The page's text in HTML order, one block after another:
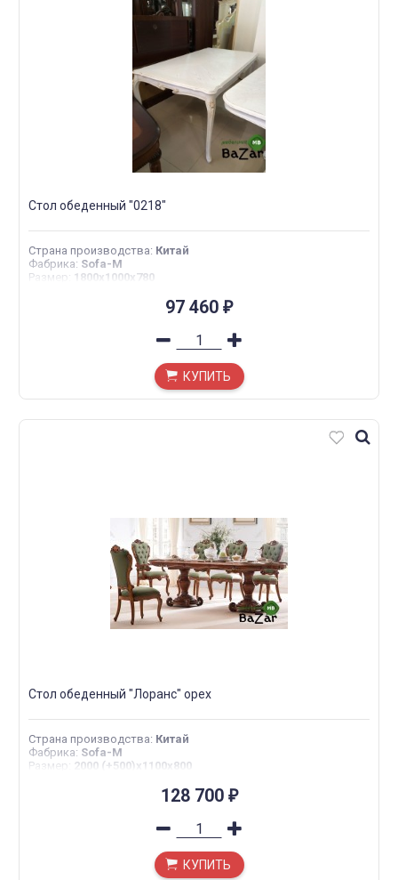
Стол обеденный "0218"
Страна производства: Китай
Фабрика: Sofa-M
Размер : 1800х1000х780
97 460 ₽
КУПИТЬ
Стол обеденный "Лоранс" орех
Страна производства: Китай
Фабрика: Sofa-M
Размер : 2000 (+500)x1100x800
128 700 ₽
КУПИТЬ